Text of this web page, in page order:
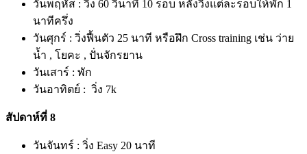
วันพฤหัส : วิ่ง 60 วินาที 10 รอบ หลังวิ่งแต่ละรอบให้พัก 1
นาทีครึ่ง
วันศุกร์ : วิ่งฟื้นตัว 25 นาที หรือฝึก Cross training เช่น ว่าย
น้ำ , โยคะ , ปั่นจักรยาน
วันเสาร์ : พัก
วันอาทิตย์ : วิ่ง 7k
สัปดาห์ที่ 8
วันจันทร์ : วิ่ง Easy 20 นาที